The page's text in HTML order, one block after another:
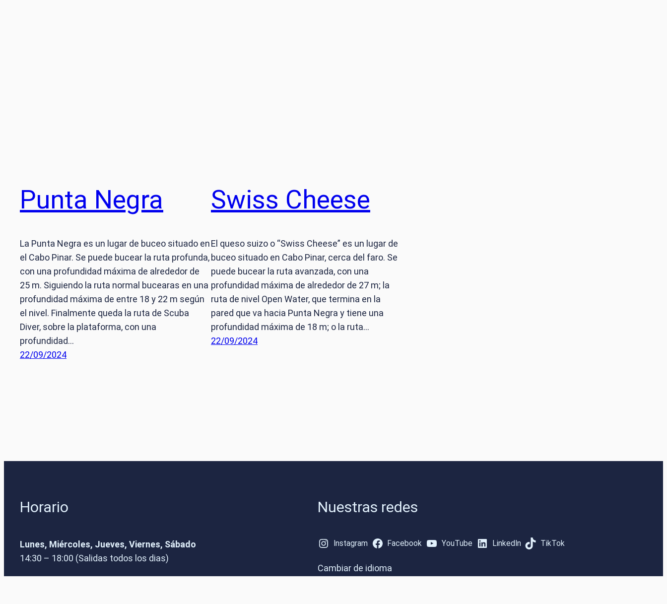
Punta Negra
La Punta Negra es un lugar de buceo situado en
el Cabo Pinar. Se puede bucear la ruta profunda,
con una profundidad máxima de alrededor de
25 m. Siguiendo la ruta normal bucearas en una
profundidad máxima de entre 18 y 22 m según
el nivel. Finalmente queda la ruta de Scuba
Diver, sobre la plataforma, con una
profundidad…
22/09/2024
Swiss Cheese
El queso suizo o “Swiss Cheese” es un lugar de
buceo situado en Cabo Pinar, cerca del faro. Se
puede bucear la ruta avanzada, con una
profundidad máxima de alrededor de 27 m; la
ruta de nivel Open Water, que termina en la
pared que va hacia Punta Negra y tiene una
profundidad máxima de 18 m; o la ruta…
22/09/2024
Horario
Lunes, Miércoles, Jueves, Viernes, Sábado
14:30 – 18:00 (Salidas todos los dias)
Nuestras redes
Instagram Facebook YouTube LinkedIn TikTok
Cambiar de idioma